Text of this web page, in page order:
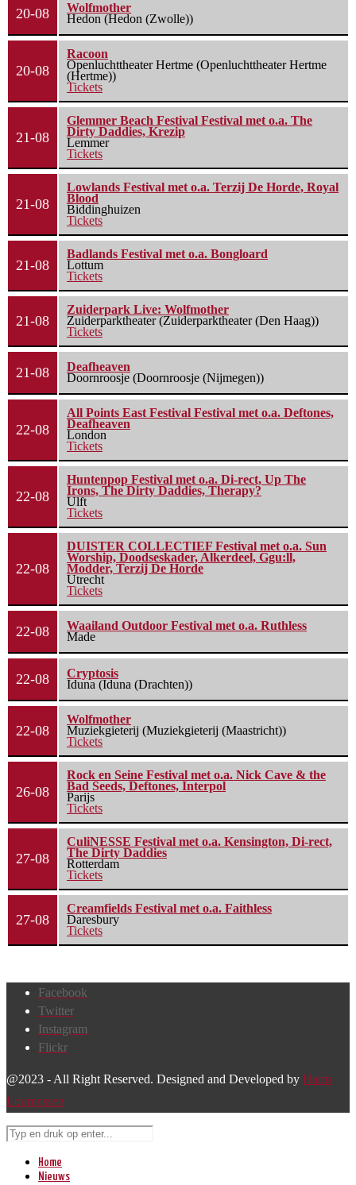
20-08
Wolfmother
Hedon (Hedon (Zwolle))
20-08
Racoon
Openluchttheater Hertme (Openluchttheater Hertme
(Hertme))
Tickets
21-08
Glemmer Beach Festival Festival met o.a. The
Dirty Daddies, Krezip
Lemmer
Tickets
21-08
Lowlands Festival met o.a. Terzij De Horde, Royal
Blood
Biddinghuizen
Tickets
21-08
Badlands Festival met o.a. Bongloard
Lottum
Tickets
21-08
Zuiderpark Live: Wolfmother
Zuiderparktheater (Zuiderparktheater (Den Haag))
Tickets
21-08
Deafheaven
Doornroosje (Doornroosje (Nijmegen))
22-08
All Points East Festival Festival met o.a. Deftones,
Deafheaven
London
Tickets
22-08
Huntenpop Festival met o.a. Di-rect, Up The
Irons, The Dirty Daddies, Therapy?
Ulft
Tickets
22-08
DUISTER COLLECTIEF Festival met o.a. Sun
Worship, Doodseskader, Alkerdeel, Ggu:ll,
Modder, Terzij De Horde
Utrecht
Tickets
22-08
Waailand Outdoor Festival met o.a. Ruthless
Made
22-08
Cryptosis
Iduna (Iduna (Drachten))
22-08
Wolfmother
Muziekgieterij (Muziekgieterij (Maastricht))
Tickets
26-08
Rock en Seine Festival met o.a. Nick Cave & the
Bad Seeds, Deftones, Interpol
Parijs
Tickets
27-08
CuliNESSE Festival met o.a. Kensington, Di-rect,
The Dirty Daddies
Rotterdam
Tickets
27-08
Creamfields Festival met o.a. Faithless
Daresbury
Tickets
Facebook
Twitter
Instagram
Flickr
@2023 - All Right Reserved. Designed and Developed by Harm
Lourenssen
Home
Nieuws